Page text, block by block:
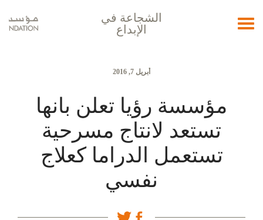
الشجاعة في
الإبداع
Toggle
أبريل 7, 2016
مؤسسة رؤيا تعلن بانها
تستعد لانتاج مسرحية
تستعمل الدراما كعلاج
نفسي